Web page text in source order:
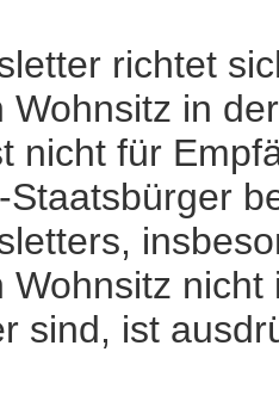
richtet
Wohnsitz in
nicht für
Staatsbürger
Wohnsitz
sind, ist